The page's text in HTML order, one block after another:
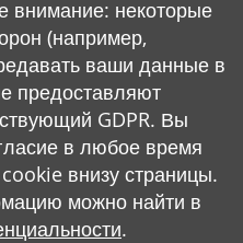
внимание: некоторые
(например,
ваши данные в
предоставляют
GDPR. Вы
в любое время
внизу страницы.
можно найти в
.